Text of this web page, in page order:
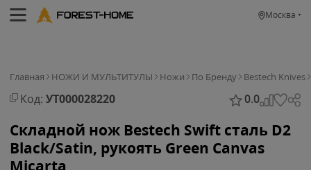
Москва
Главная НОЖИ И МУЛЬТИТУЛЫ Ножи По Бренду Bestech Knives
Код: УТ000028220 0.0
Складной нож Bestech Swift сталь D2
Black/Satin, рукоять Green Canvas
Micarta